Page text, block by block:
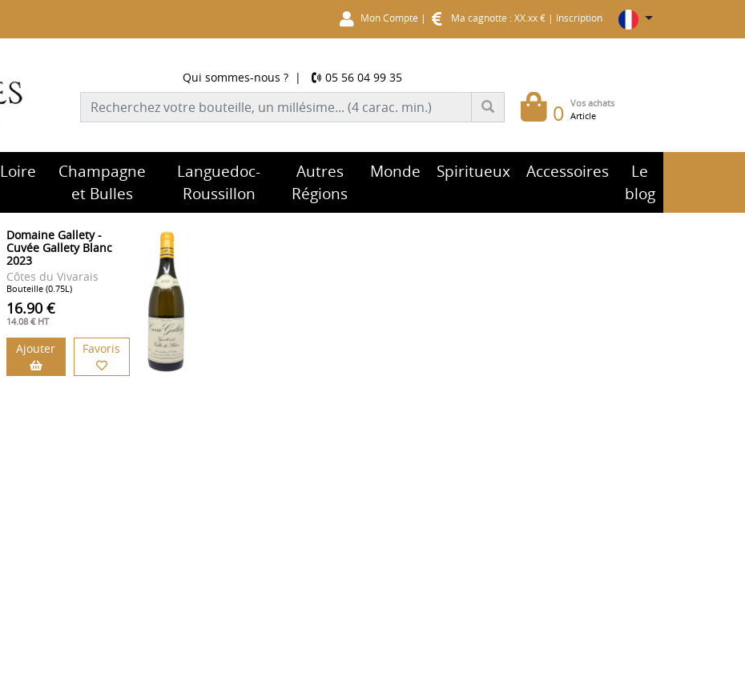
Mon Compte | Ma cagnotte : XX.xx € | Inscription
0 Vos achats
Article
Qui sommes-nous ?| 05 56 04 99 35
Loire
Champagne
et Bulles
Languedoc-
Roussillon
Autres
Régions
Monde Spiritueux Accessoires
Le
blog
Domaine Gallety -
Cuvée Gallety Blanc
2023
Côtes du Vivarais
Bouteille (0.75L)
16.90 €
14.08 € HT
Ajouter Favoris